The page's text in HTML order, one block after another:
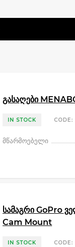
გასაღები
IN STOCK CODE:
მწარმოებელი
სამაგრი GoPro
Cam Mount
IN STOCK CODE: